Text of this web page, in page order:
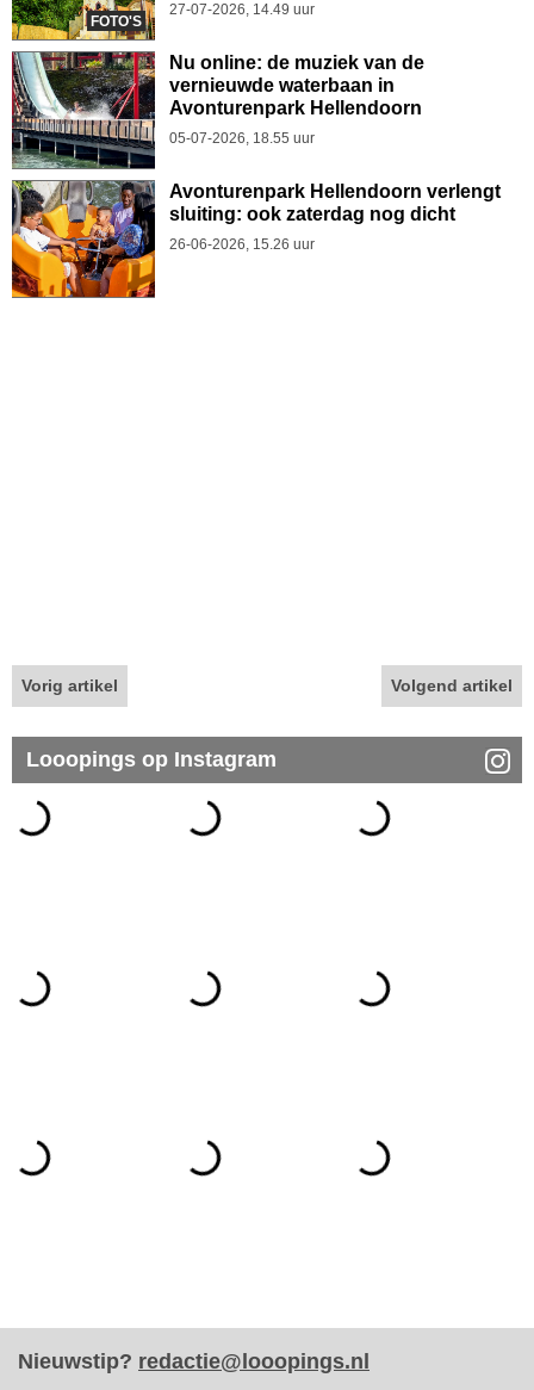
FOTO'S
27-07-2026, 14.49 uur
Nu online: de muziek van de
vernieuwde waterbaan in
Avonturenpark Hellendoorn
05-07-2026, 18.55 uur
Avonturenpark Hellendoorn verlengt
sluiting: ook zaterdag nog dicht
26-06-2026, 15.26 uur
Vorig artikel Volgend artikel
Looopings op Instagram
Nieuwstip? redactie@looopings.nl